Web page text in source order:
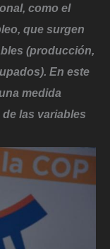
como el
que surgen
(producción,
En este
medida
las variables